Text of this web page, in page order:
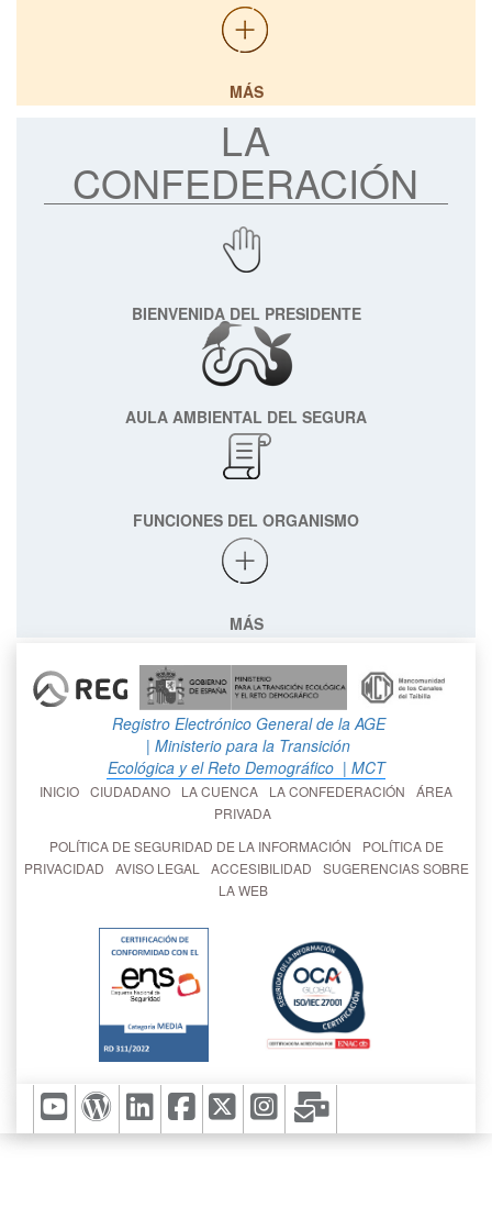
MÁS
LA
CONFEDERACIÓN
BIENVENIDA DEL PRESIDENTE
AULA AMBIENTAL DEL SEGURA
FUNCIONES DEL ORGANISMO
MÁS
Registro Electrónico General de la AGE
| Ministerio para la Transición
Ecológica y el Reto Demográfico | MCT
INICIO CIUDADANO LA CUENCA LA CONFEDERACIÓN
ÁREA
PRIVADA
POLÍTICA DE SEGURIDAD DE LA INFORMACIÓN
POLÍTICA DE
PRIVACIDAD
AVISO LEGAL ACCESIBILIDAD
SUGERENCIAS SOBRE
LA WEB